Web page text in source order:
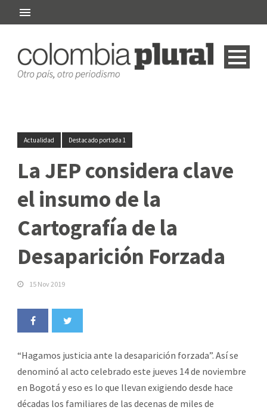
Actualidad Destacado portada 1
La JEP considera clave
el insumo de la
Cartografía de la
Desaparición Forzada
15 Nov 2019
“Hagamos justicia ante la desaparición forzada”. Así se
denominó al acto celebrado este jueves 14 de noviembre
en Bogotá y eso es lo que llevan exigiendo desde hace
décadas los familiares de las decenas de miles de